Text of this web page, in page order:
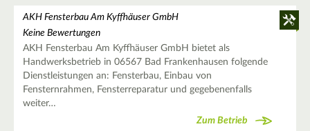
AKH Fensterbau Am Kyffhäuser GmbH
Keine Bewertungen
AKH Fensterbau Am Kyffhäuser GmbH bietet als
Handwerksbetrieb in 06567 Bad Frankenhausen folgende
Dienstleistungen an: Fensterbau, Einbau von
Fensternrahmen, Fensterreparatur und gegebenenfalls
weiter…
Zum Betrieb